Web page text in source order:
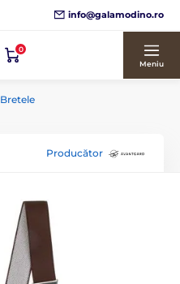
info@galamodino.ro
0
Meniu
Bretele
Producător